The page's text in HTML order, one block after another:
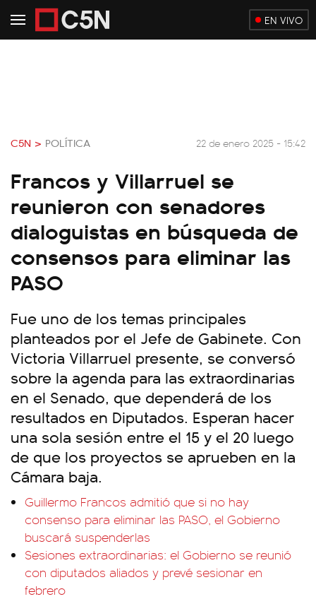
EN VIVO
C5N > POLÍTICA 22 de enero 2025 - 15:42
Francos y Villarruel se
reunieron con senadores
dialoguistas en búsqueda de
consensos para eliminar las
PASO
Fue uno de los temas principales
planteados por el Jefe de Gabinete. Con
Victoria Villarruel presente, se conversó
sobre la agenda para las extraordinarias
en el Senado, que dependerá de los
resultados en Diputados. Esperan hacer
una sola sesión entre el 15 y el 20 luego
de que los proyectos se aprueben en la
Cámara baja.
Guillermo Francos admitió que si no hay
consenso para eliminar las PASO, el Gobierno
buscará suspenderlas
Sesiones extraordinarias: el Gobierno se reunió
con diputados aliados y prevé sesionar en
febrero